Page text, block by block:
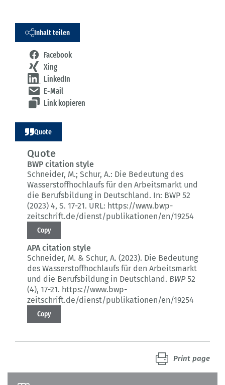
Inhalt teilen
Facebook
Xing
LinkedIn
E-Mail
Link kopieren
Quote
Quote
BWP citation style
Schneider, M.; Schur, A.: Die Bedeutung des
Wasserstoffhochlaufs für den Arbeitsmarkt und
die Berufsbildung in Deutschland. In: BWP 52
(2023) 4, S. 17-21. URL: https://www.bwp-
zeitschrift.de/dienst/publikationen/en/19254
Copy
APA citation style
Schneider, M. & Schur, A. (2023). Die Bedeutung
des Wasserstoffhochlaufs für den Arbeitsmarkt
und die Berufsbildung in Deutschland. BWP52
(4), 17-21. https://www.bwp-
zeitschrift.de/dienst/publikationen/en/19254
Copy
Print page